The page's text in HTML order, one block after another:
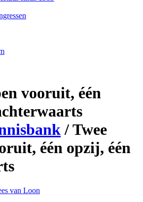
vooruit, één
/Twee
één opzij, één
van Loon